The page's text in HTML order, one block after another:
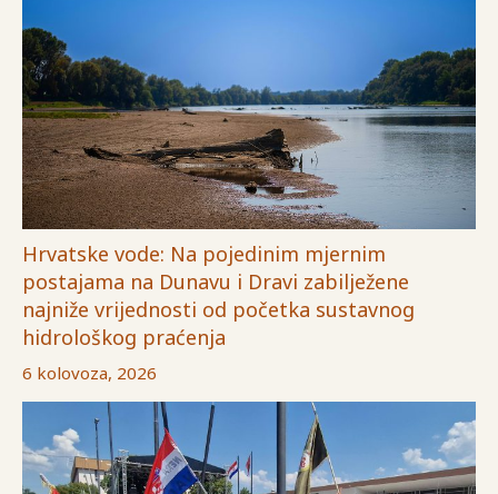
Hrvatske vode: Na pojedinim mjernim
postajama na Dunavu i Dravi zabilježene
najniže vrijednosti od početka sustavnog
hidrološkog praćenja
6 kolovoza, 2026